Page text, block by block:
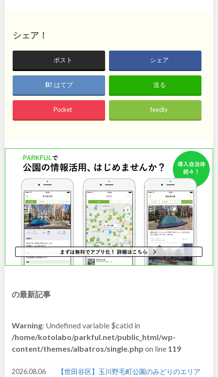
山梨 長野
愛知
近畿
三重 滋賀
京都 大阪
兵庫 奈良
和歌山
中国・四国
鳥取
シェア！
ポスト シェア
はてブ 送る
Pocket feedly
の最新記事
Warning: Undefined variable $catid in
/home/kotolabo/parkful.net/public_html/wp-
content/themes/albatros/single.php on line 119
2026.08.06
【世田谷区】玉川野毛町公園のみどりのエリア